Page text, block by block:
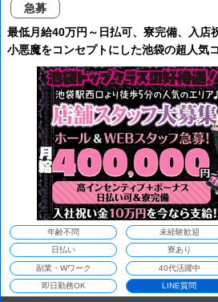
急募
最低月給40万円～日払可、寮完備、入店
小悪魔をコンセプトにした池袋の超人気
大募集！
年齢不問 未経験歓迎
日払い 寮あり
副業・Wワーク 40代活躍中
即日勤務OK LINE質問